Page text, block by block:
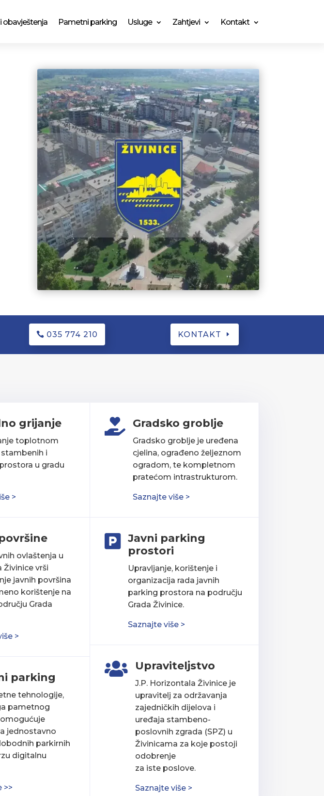
obavještenja Pametni parking Usluge Zahtjevi Kontakt
035 774 210 KONTAKT
grijanje
toplotnom
i
u gradu
>
ovlaštenja u
Živinice vrši
javnih površina
korištenje na
Grada
>
parking
tehnologije,
pametnog
jednostavno
parkirnih
digitalnu
>>
 Gradsko groblje
Gradsko groblje je uređena
cjelina, ograđeno željeznom
ogradom, te kompletnom
pratećom intrastrukturom.
Saznajte više >

Javni parking
prostori
Upravljanje, korištenje i
organizacija rada javnih
parking prostora na području
Grada Živinice.
Saznajte više >
 Upraviteljstvo
J.P. Horizontala Živinice je
upravitelj za održavanja
zajedničkih dijelova i
uređaja stambeno-
poslovnih zgrada (SPZ) u
Živinicama za koje postoji
odobrenje
za iste poslove.
Saznajte više >